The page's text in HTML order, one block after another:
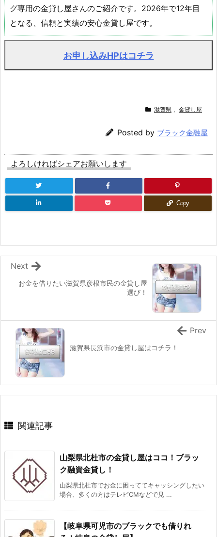
グ専用の金貸し屋さんのご紹介です。2026年で12年目
となる、信頼と実績の安心金貸し屋です。
お申し込みHPはコチラ
滋賀県 , 金貸し屋
Posted by ブラック金融屋
よろしければシェアお願いします
Copy
お金を借りたい滋賀県彦根市民の金貸し屋
選び！
Next
滋賀県長浜市の金貸し屋はコチラ！
Prev
関連記事
山梨県北杜市の金貸し屋はココ！ブラッ
ク融資金貸し！
山梨県北杜市でお金に困っててキャッシングしたい
場合、多くの方はテレビCMなどで見 ...
【岐阜県可児市のブラックでも借りれ